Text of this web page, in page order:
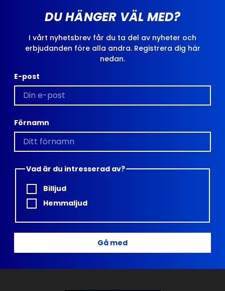
DU HÄNGER VÄL MED?
I vårt nyhetsbrev får du ta del av nyheter och
erbjudanden före alla andra. Registrera dig här
nedan.
E-post
Förnamn
Vad är du intresserad av?
Billjud
Hemmaljud
Gå med